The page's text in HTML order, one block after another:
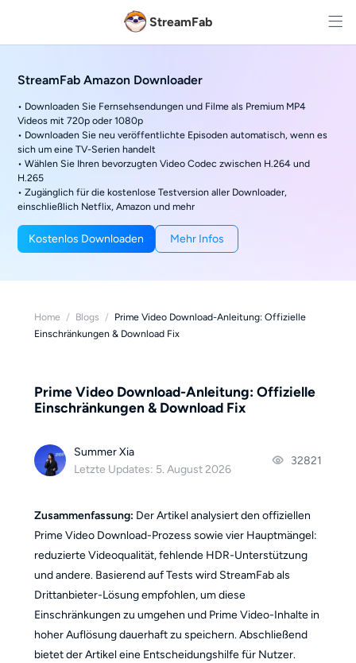
StreamFab
StreamFab Amazon Downloader
• Downloaden Sie Fernsehsendungen und Filme als Premium MP4
Videos mit 720p oder 1080p
• Downloaden Sie neu veröffentlichte Episoden automatisch, wenn es
sich um eine TV-Serien handelt
• Wählen Sie Ihren bevorzugten Video Codec zwischen H.264 und
H.265
• Zugänglich für die kostenlose Testversion aller Downloader,
einschließlich Netflix, Amazon und mehr
Kostenlos Downloaden Mehr Infos
Home / Blogs / Prime Video Download-Anleitung: Offizielle
Einschränkungen & Download Fix
Prime Video Download-Anleitung: Offizielle
Einschränkungen & Download Fix
Summer Xia
Letzte Updates: 5. August 2026
32821
Zusammenfassung: Der Artikel analysiert den offiziellen
Prime Video Download-Prozess sowie vier Hauptmängel:
reduzierte Videoqualität, fehlende HDR-Unterstützung
und andere. Basierend auf Tests wird StreamFab als
Drittanbieter-Lösung empfohlen, um diese
Einschränkungen zu umgehen und Prime Video-Inhalte in
hoher Auflösung dauerhaft zu speichern. Abschließend
bietet der Artikel eine Entscheidungshilfe für Nutzer.